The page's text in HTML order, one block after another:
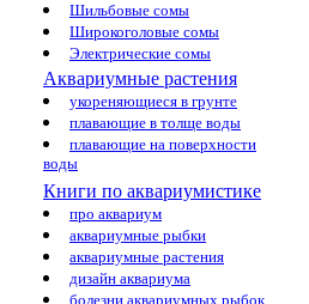
Шильбовые сомы
Широкоголовые сомы
Электрические сомы
Аквариумные растения
укореняющиеся в грунте
плавающие в толще воды
плавающие на поверхности
воды
Книги по аквариумистике
про аквариум
аквариумные рыбки
аквариумные растения
дизайн аквариума
болезни аквариумных рыбок